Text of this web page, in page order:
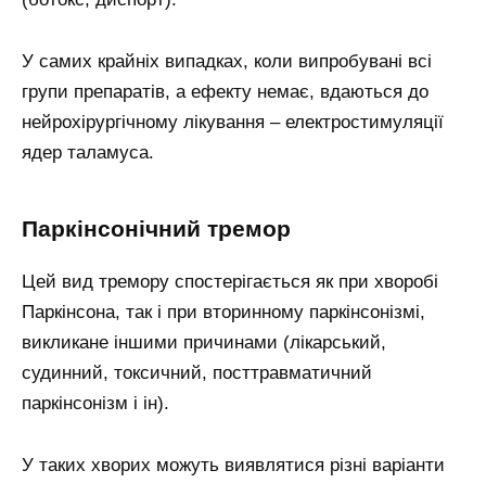
У самих крайніх випадках, коли випробувані всі
групи препаратів, а ефекту немає, вдаються до
нейрохірургічному лікування – електростимуляції
ядер таламуса.
Паркінсонічний тремор
Цей вид тремору спостерігається як при хворобі
Паркінсона, так і при вторинному паркінсонізмі,
викликане іншими причинами (лікарський,
судинний, токсичний, посттравматичний
паркінсонізм і ін).
У таких хворих можуть виявлятися різні варіанти